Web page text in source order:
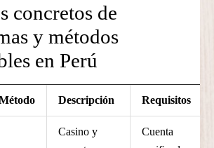
concretos de
y métodos
en Perú
Descripción Requisitos
Casino y
Cuenta